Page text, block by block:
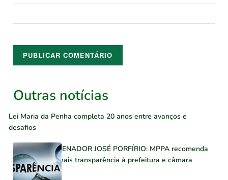
Outras notícias
Lei Maria da Penha completa 20 anos entre avanços e
desafios
SENADOR JOSÉ PORFÍRIO: MPPA recomenda
mais transparência à prefeitura e câmara